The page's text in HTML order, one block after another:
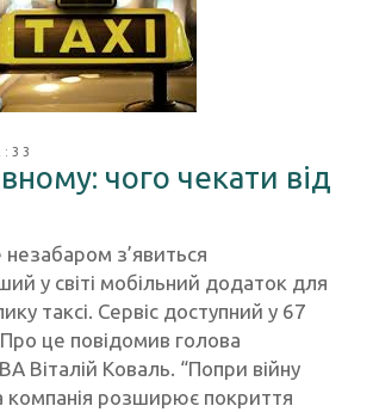
чого чекати від
з’явиться
у світі мобільний додаток для
таксі. Сервіс доступний у 67
Про це повідомив голова
Віталій Коваль. “Попри війну
компанія розширює покриття